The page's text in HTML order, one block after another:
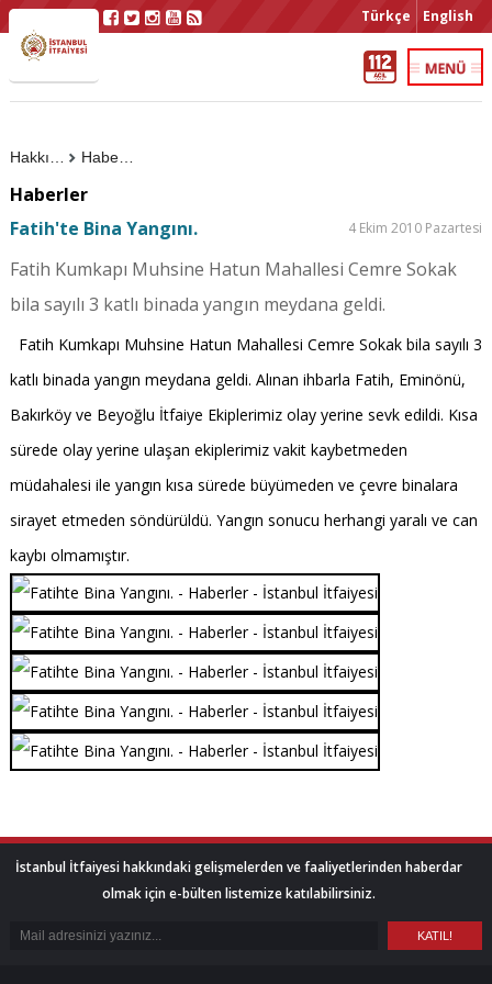
Türkçe English
Haberler
Haberler
Fatih'te Bina Yangını.
4 Ekim 2010 Pazartesi
Fatih Kumkapı Muhsine Hatun Mahallesi Cemre Sokak
bila sayılı 3 katlı binada yangın meydana geldi.
Fatih Kumkapı Muhsine Hatun Mahallesi Cemre Sokak bila sayılı 3
katlı binada yangın meydana geldi. Alınan ihbarla Fatih, Eminönü,
Bakırköy ve Beyoğlu İtfaiye Ekiplerimiz olay yerine sevk edildi. Kısa
sürede olay yerine ulaşan ekiplerimiz vakit kaybetmeden
müdahalesi ile yangın kısa sürede büyümeden ve çevre binalara
sirayet etmeden söndürüldü. Yangın sonucu herhangi yaralı ve can
kaybı olmamıştır.
İstanbul İtfaiyesi hakkındaki gelişmelerden ve faaliyetlerinden haberdar
olmak için e-bülten listemize katılabilirsiniz.